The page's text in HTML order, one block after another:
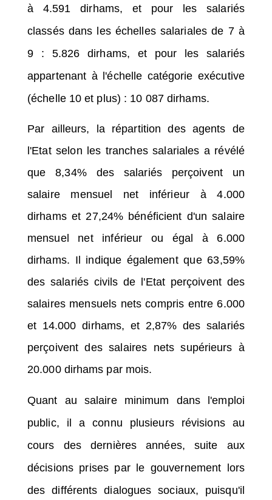
à 4.591 dirhams, et pour les salariés
classés dans les échelles salariales de 7 à
9 : 5.826 dirhams, et pour les salariés
appartenant à l'échelle catégorie exécutive
(échelle 10 et plus) : 10 087 dirhams.
Par ailleurs, la répartition des agents de
l'Etat selon les tranches salariales a révélé
que 8,34% des salariés perçoivent un
salaire mensuel net inférieur à 4.000
dirhams et 27,24% bénéficient d'un salaire
mensuel net inférieur ou égal à 6.000
dirhams. Il indique également que 63,59%
des salariés civils de l'Etat perçoivent des
salaires mensuels nets compris entre 6.000
et 14.000 dirhams, et 2,87% des salariés
perçoivent des salaires nets supérieurs à
20.000 dirhams par mois.
Quant au salaire minimum dans l'emploi
public, il a connu plusieurs révisions au
cours des dernières années, suite aux
décisions prises par le gouvernement lors
des différents dialogues sociaux, puisqu'il